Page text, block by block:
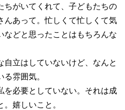
ちがいてくれて、子どもたちの
んあって。忙しくて忙しくて気
などと思ったことはもちろんな
自立はしていないけど、なんと
雰囲気。
を必要としていない。それは成
嬉しいこと。